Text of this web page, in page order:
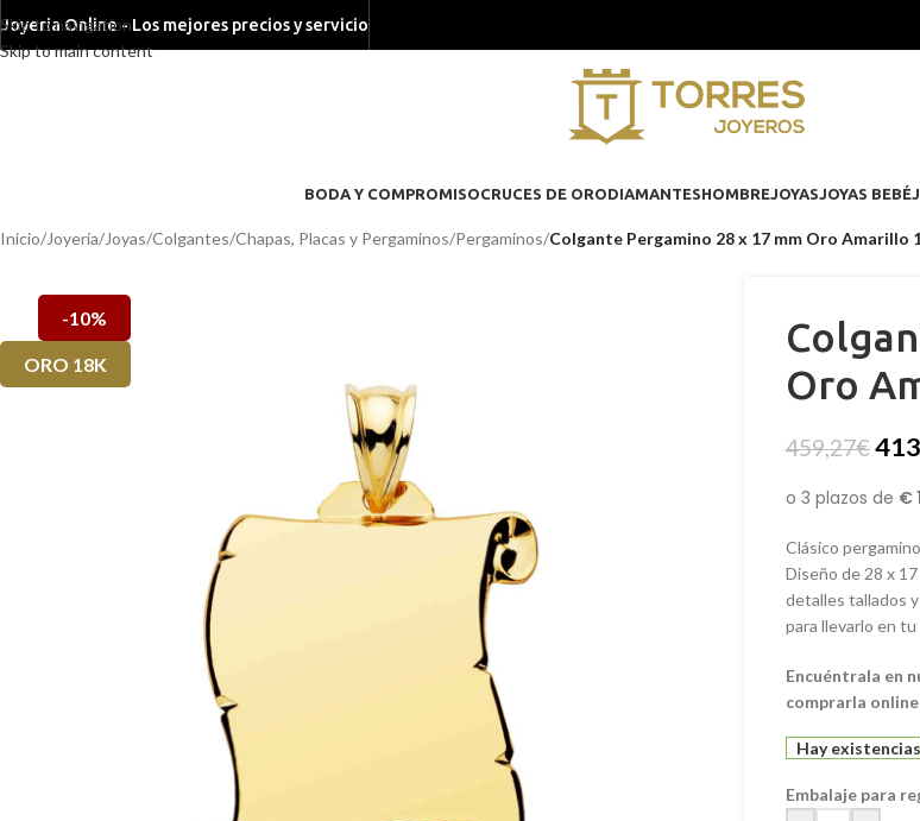
Skip to navigation
Skip to main content
Joyeria Online - Los mejores precios y servicio
BODA Y COMPROMISOCRUCES DE ORODIAMANTESHOMBREJOYASJOYAS BEBÉ
Inicio/Joyería/Joyas/Colgantes/Chapas, Placas y Pergaminos/Pergaminos/Colgante Pergamino 28 x 17 mm Oro Amarillo
-10%
ORO 18K
Oro
459,27€
Clásico
Diseño de 28 x
detalles tallados
para llevarlo en tu
Encuéntrala en
comprarla
Hay existencias
Embalaje para